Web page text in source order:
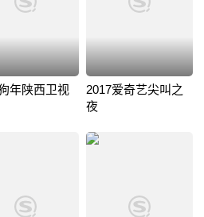
年陕西卫视
2017爱奇艺尖叫之
夜